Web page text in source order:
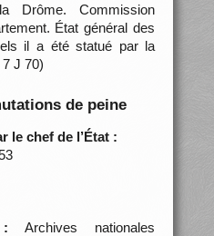
Drôme. Commission
État général des
il a été statué par la
J 70)
de peine
le chef de l’État :
Archives nationales